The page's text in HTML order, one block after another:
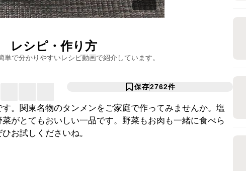
レシピ・作り方
単で分かりやすいレシピ動画で紹介しています。
保存2762件
。関東名物のタンメンをご家庭で作ってみませんか。塩
がとてもおいしい一品です。野菜もお肉も一緒に食べら
お試しくださいね。